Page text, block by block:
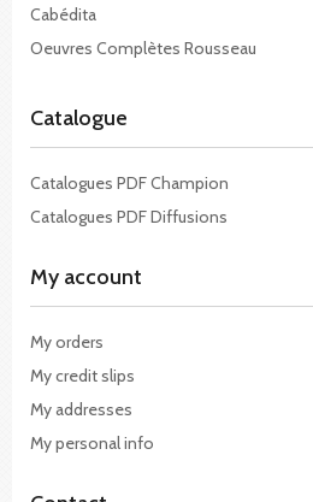
Cabédita
Oeuvres Complètes Rousseau
Catalogue
Catalogues PDF Champion
Catalogues PDF Diffusions
My account
My orders
My credit slips
My addresses
My personal info